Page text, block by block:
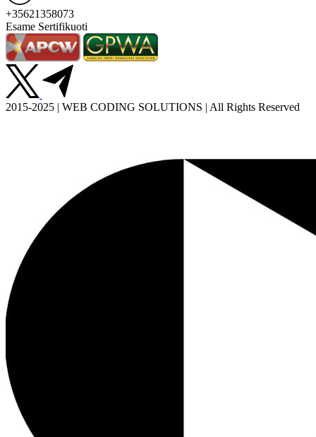
+35621358073
Esame Sertifikuoti
2015-2025 | WEB CODING SOLUTIONS | All Rights Reserved